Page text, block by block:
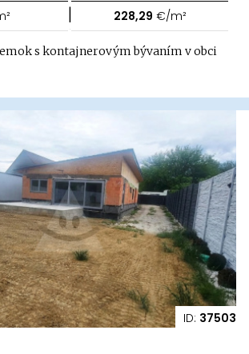
| 228,29 €/m²
s kontajnerovým bývaním v obci
ID: 37503